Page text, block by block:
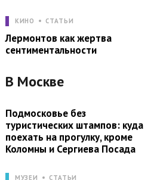
КИНО СТАТЬИ
Лермонтов как жертва
сентиментальности
В Москве
Подмосковье без
туристических штампов: куда
поехать на прогулку, кроме
Коломны и Сергиева Посада
МУЗЕИ СТАТЬИ